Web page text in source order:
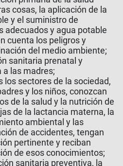
cosas, la aplicación de la
y el suministro de
adecuados y agua potable
cuenta los peligros y
del medio ambiente;
sanitaria prenatal y
a las madres;
los sectores de la sociedad,
y los niños, conozcan
de la salud y la nutrición de
de la lactancia materna, la
ambiental y las
de accidentes, tengan
pertinente y reciban
de esos conocimientos;
sanitaria preventiva, la